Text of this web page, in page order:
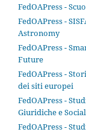
FedOAPress -
FedOAPress -
Astronomy
FedOAPress -
Future
FedOAPress -
dei siti europei
FedOAPress -
Giuridiche e
FedOAPress -